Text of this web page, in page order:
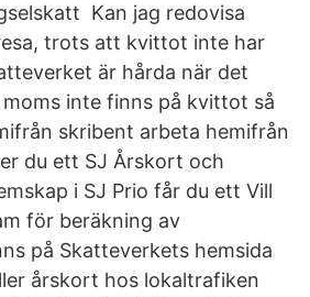
Kan jag redovisa
trots att kvittot inte har
är hårda när det
inte finns på kvittot så
skribent arbeta hemifrån
du ett SJ Årskort och
i SJ Prio får du ett Vill
för beräkning av
på Skatteverkets hemsida
årskort hos lokaltrafiken